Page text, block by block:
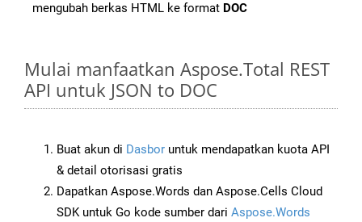
mengubah berkas HTML ke format DOC
Mulai manfaatkan Aspose.Total REST
API untuk JSON to DOC
Buat akun di Dasbor untuk mendapatkan kuota API
& detail otorisasi gratis
Dapatkan Aspose.Words dan Aspose.Cells Cloud
SDK untuk Go kode sumber dari Aspose.Words